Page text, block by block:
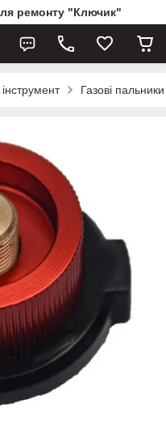
ремонту "Ключик"
Газові пальники